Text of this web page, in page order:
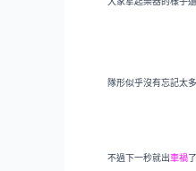
隊形似乎沒有忘記太
不過下一秒就出車禍